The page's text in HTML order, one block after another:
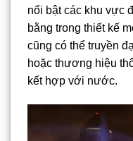
nổi bật các khu vực
bằng trong thiết kế
cũng có thể truyền
hoặc thương hiệu
kết hợp với nước.